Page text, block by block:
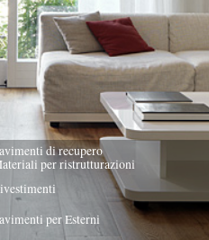
TUTTA ITALIA